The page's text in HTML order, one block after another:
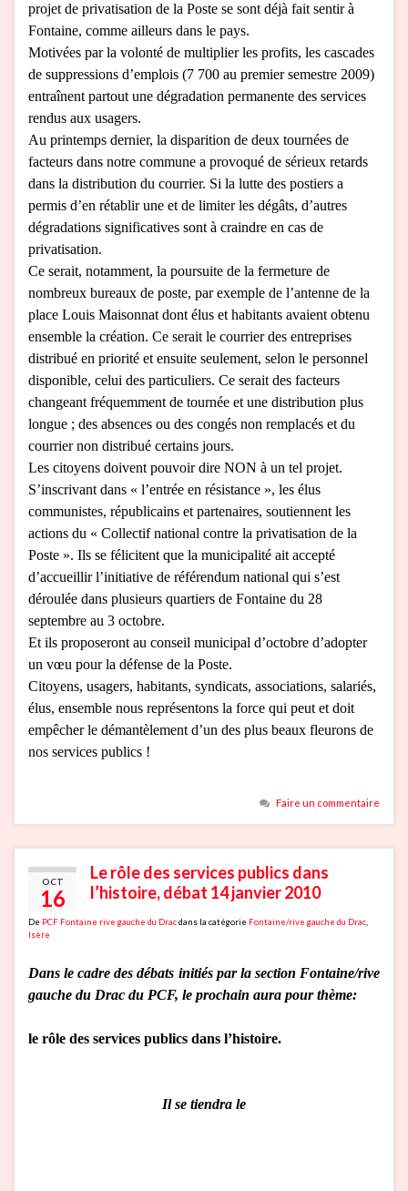
projet de privatisation de la Poste se sont déjà fait sentir à
Fontaine, comme ailleurs dans le pays.
Motivées par la volonté de multiplier les profits, les cascades
de suppressions d’emplois (7 700 au premier semestre 2009)
entraînent partout une dégradation permanente des services
rendus aux usagers.
Au printemps dernier, la disparition de deux tournées de
facteurs dans notre commune a provoqué de sérieux retards
dans la distribution du courrier. Si la lutte des postiers a
permis d’en rétablir une et de limiter les dégâts, d’autres
dégradations significatives sont à craindre en cas de
privatisation.
Ce serait, notamment, la poursuite de la fermeture de
nombreux bureaux de poste, par exemple de l’antenne de la
place Louis Maisonnat dont élus et habitants avaient obtenu
ensemble la création. Ce serait le courrier des entreprises
distribué en priorité et ensuite seulement, selon le personnel
disponible, celui des particuliers. Ce serait des facteurs
changeant fréquemment de tournée et une distribution plus
longue ; des absences ou des congés non remplacés et du
courrier non distribué certains jours.
Les citoyens doivent pouvoir dire NON à un tel projet.
S’inscrivant dans « l’entrée en résistance », les élus
communistes, républicains et partenaires, soutiennent les
actions du « Collectif national contre la privatisation de la
Poste ». Ils se félicitent que la municipalité ait accepté
d’accueillir l’initiative de référendum national qui s’est
déroulée dans plusieurs quartiers de Fontaine du 28
septembre au 3 octobre.
Et ils proposeront au conseil municipal d’octobre d’adopter
un vœu pour la défense de la Poste.
Citoyens, usagers, habitants, syndicats, associations, salariés,
élus, ensemble nous représentons la force qui peut et doit
empêcher le démantèlement d’un des plus beaux fleurons de
nos services publics !
Faire un commentaire
OCT
16
Le rôle des services publics dans
l’histoire, débat 14 janvier 2010
De PCF Fontaine rive gauche du Dracdans la catégorie Fontaine/rive gauche du Drac,
Isère
Dans le cadre des débats initiés par la section Fontaine/rive
gauche du Drac du PCF, le prochain aura pour thème:
le rôle des services publics dans l’histoire.
Il se tiendra le